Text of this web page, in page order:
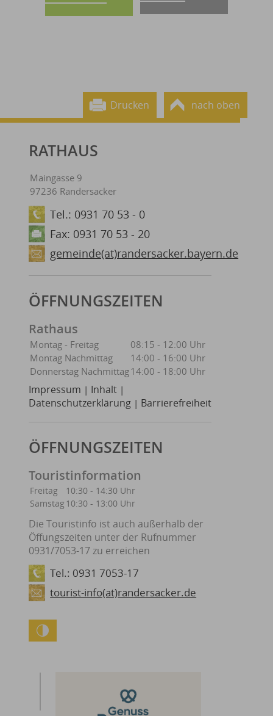
Drucken nach oben
RATHAUS
Maingasse 9
97236 Randersacker
Tel.: 0931 70 53 - 0
Fax: 0931 70 53 - 20
gemeinde(at)randersacker.bayern.de
ÖFFNUNGSZEITEN
Rathaus
Montag - Freitag
08:15 - 12:00 Uhr
Montag Nachmittag
14:00 - 16:00 Uhr
Donnerstag Nachmittag14:00 - 18:00 Uhr
Impressum | Inhalt |
Datenschutzerklärung | Barrierefreiheit
ÖFFNUNGSZEITEN
Touristinformation
Freitag
10:30 - 14:30 Uhr
Samstag10:30 - 13:00 Uhr
Die Touristinfo ist auch außerhalb der
Öffungszeiten unter der Rufnummer
0931/7053-17 zu erreichen
Tel.: 0931 7053-17
tourist-info(at)randersacker.de